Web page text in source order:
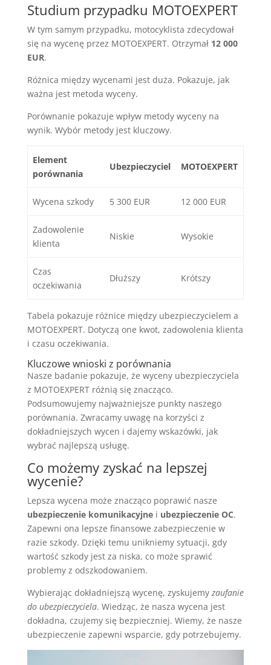
Studium przypadku MOTOEXPERT
W tym samym przypadku, motocyklista zdecydował
się na wycenę przez MOTOEXPERT. Otrzymał 12 000
EUR.
Różnica między wycenami jest duża. Pokazuje, jak
ważna jest metoda wyceny.
Porównanie pokazuje wpływ metody wyceny na
wynik. Wybór metody jest kluczowy.
Element
porównania
Ubezpieczyciel MOTOEXPERT
Wycena szkody 5 300 EUR 12 000 EUR
Zadowolenie
klienta
Niskie Wysokie
Czas
oczekiwania
Dłuższy Krótszy
Tabela pokazuje różnice między ubezpieczycielem a
MOTOEXPERT. Dotyczą one kwot, zadowolenia klienta
i czasu oczekiwania.
Kluczowe wnioski z porównania
Nasze badanie pokazuje, że wyceny ubezpieczyciela
z MOTOEXPERT różnią się znacząco.
Podsumowujemy najważniejsze punkty naszego
porównania. Zwracamy uwagę na korzyści z
dokładniejszych wycen i dajemy wskazówki, jak
wybrać najlepszą usługę.
Co możemy zyskać na lepszej
wycenie?
Lepsza wycena może znacząco poprawić nasze
ubezpieczenie komunikacyjnei ubezpieczenie OC.
Zapewni ona lepsze finansowe zabezpieczenie w
razie szkody. Dzięki temu unikniemy sytuacji, gdy
wartość szkody jest za niska, co może sprawić
problemy z odszkodowaniem.
Wybierając dokładniejszą wycenę, zyskujemy zaufanie
do ubezpieczyciela. Wiedząc, że nasza wycena jest
dokładna, czujemy się bezpieczniej. Wiemy, że nasze
ubezpieczenie zapewni wsparcie, gdy potrzebujemy.